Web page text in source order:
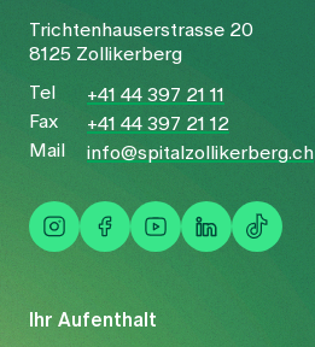
Ihr Aufenthalt
Trichtenhauserstrasse 20
8125 Zollikerberg
Tel
+41 44 397 21 11
Fax
+41 44 397 21 12
Mail
info@spitalzollikerberg.ch